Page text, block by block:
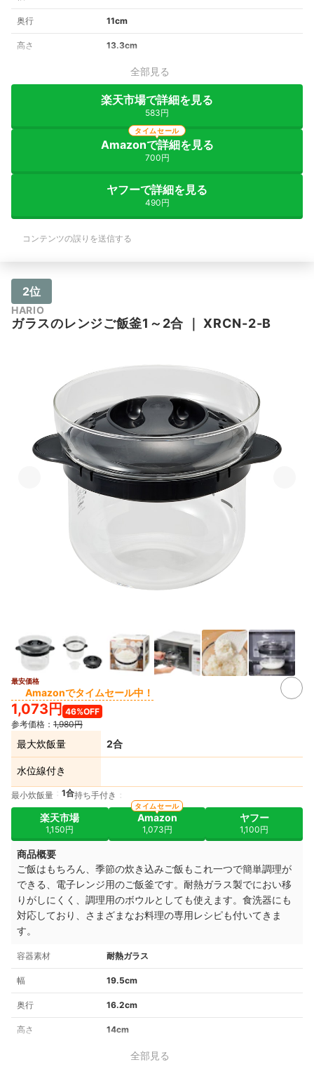
奥行 11cm
高さ 13.3cm
全部見る
楽天市場で詳細を見る
583円
Amazonで詳細を見る
700円
タイムセール
ヤフーで詳細を見る
490円
コンテンツの誤りを送信する
2位
HARIO
ガラスのレンジご飯釜1～2合 ｜ XRCN-2-B
最安価格
Amazonでタイムセール中！
1,073円 46%OFF
参考価格： 1,980円
最大炊飯量 2合
水位線付き
最小炊飯量 1合持ち手付き
楽天市場
1,150円
Amazon
1,073円
タイムセール
ヤフー
1,100円
商品概要
ご飯はもちろん、季節の炊き込みご飯もこれ一つで簡単調理が
できる、電子レンジ用のご飯釜です。耐熱ガラス製でにおい移
りがしにくく、調理用のボウルとしても使えます。食洗器にも
対応しており、さまざまなお料理の専用レシピも付いてきま
す。
容器素材 耐熱ガラス
幅 19.5cm
奥行 16.2cm
高さ 14cm
全部見る